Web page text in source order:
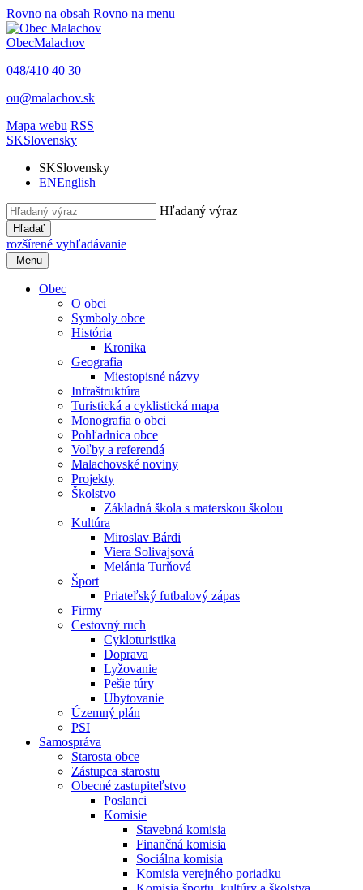
Rovno na obsah Rovno na menu
ObecMalachov
048/410 40 30
ou@malachov.sk
Mapa webu RSS
SKSlovensky
SKSlovensky
ENEnglish
Hľadaný výraz
Hľadať
rozšírené vyhľadávanie
Menu
Obec
O obci
Symboly obce
História
Kronika
Geografia
Miestopisné názvy
Infraštruktúra
Turistická a cyklistická mapa
Monografia o obci
Pohľadnica obce
Voľby a referendá
Malachovské noviny
Projekty
Školstvo
Základná škola s materskou školou
Kultúra
Miroslav Bárdi
Viera Solivajsová
Melánia Turňová
Šport
Priateľský futbalový zápas
Firmy
Cestovný ruch
Cykloturistika
Doprava
Lyžovanie
Pešie túry
Ubytovanie
Územný plán
PSI
Samospráva
Starosta obce
Zástupca starostu
Obecné zastupiteľstvo
Poslanci
Komisie
Stavebná komisia
Finančná komisia
Sociálna komisia
Komisia verejného poriadku